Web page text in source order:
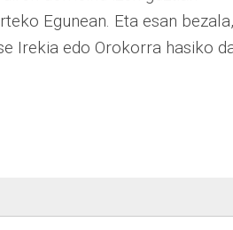
Egunean. Eta esan
Irekia edo Orokorra hasiko